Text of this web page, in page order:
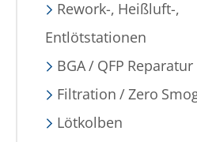
Rework-, Heißluft-,
Entlötstationen
BGA / QFP Reparatur
Filtration / Zero
Lötkolben